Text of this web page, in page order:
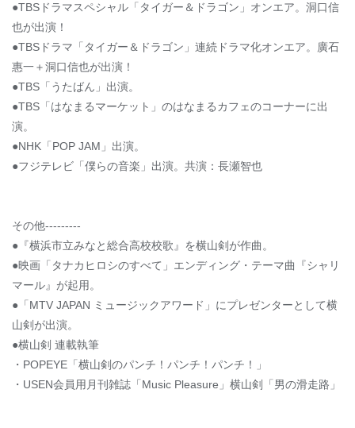
●TBSドラマスペシャル「タイガー＆ドラゴン」オンエア。洞口信
也が出演！
●TBSドラマ「タイガー＆ドラゴン」連続ドラマ化オンエア。廣石
惠一＋洞口信也が出演！
●TBS「うたばん」出演。
●TBS「はなまるマーケット」のはなまるカフェのコーナーに出
演。
●NHK「POP JAM」出演。
●フジテレビ「僕らの音楽」出演。共演：長瀬智也
その他---------
●『横浜市立みなと総合高校校歌』を横山剣が作曲。
●映画「タナカヒロシのすべて」エンディング・テーマ曲『シャリ
マール』が起用。
●「MTV JAPAN ミュージックアワード」にプレゼンターとして横
山剣が出演。
●横山剣 連載執筆
・POPEYE「横山剣のパンチ！パンチ！パンチ！」
・USEN会員用月刊雑誌「Music Pleasure」横山剣「男の滑走路」